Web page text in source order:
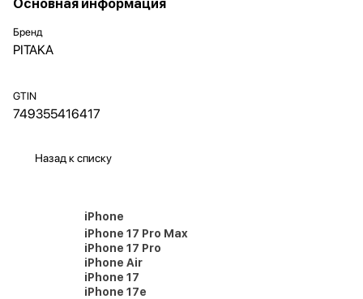
Основная информация
Бренд
PITAKA
GTIN
749355416417
Назад к списку
iPhone
iPhone 17 Pro Max
iPhone 17 Pro
iPhone Air
iPhone 17
iPhone 17e